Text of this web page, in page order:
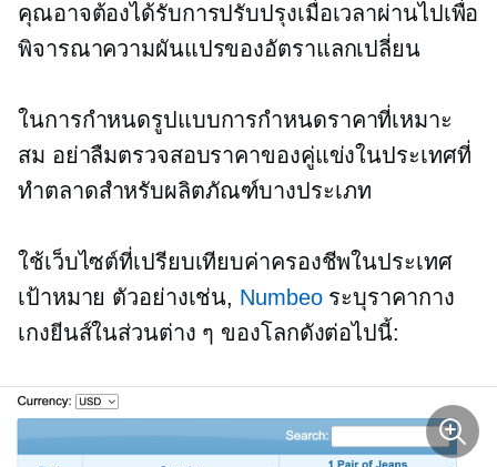
คุณอาจต้องได้รับการปรับปรุงเมื่อเวลาผ่านไปเพื่อ
พิจารณาความผันแปรของอัตราแลกเปลี่ยน
ในการกำหนดรูปแบบการกำหนดราคาที่เหมาะ
สม อย่าลืมตรวจสอบราคาของคู่แข่งในประเทศที่
ทำตลาดสำหรับผลิตภัณฑ์บางประเภท
ใช้เว็บไซต์ที่เปรียบเทียบค่าครองชีพในประเทศ
เป้าหมาย ตัวอย่างเช่น, Numbeoระบุราคากาง
เกงยีนส์ในส่วนต่าง ๆ ของโลกดังต่อไปนี้: